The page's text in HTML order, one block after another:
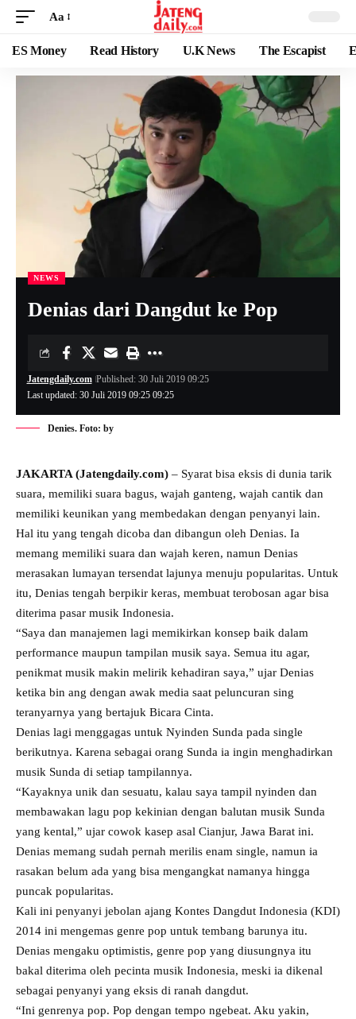
Aa
ES Money Read History U.K News The Escapist
NEWS
Denias dari Dangdut ke Pop
Last updated: 30 Juli 2019 09:25 09:25
Jatengdaily.com Published: 30 Juli 2019 09:25
Denies. Foto: by
JAKARTA (Jatengdaily.com) – Syarat bisa eksis di dunia tarik
suara, memiliki suara bagus, wajah ganteng, wajah cantik dan
memiliki keunikan yang membedakan dengan penyanyi lain.
Hal itu yang tengah dicoba dan dibangun oleh Denias. Ia
memang memiliki suara dan wajah keren, namun Denias
merasakan lumayan tersendat lajunya menuju popularitas. Untuk
itu, Denias tengah berpikir keras, membuat terobosan agar bisa
diterima pasar musik Indonesia.
“Saya dan manajemen lagi memikirkan konsep baik dalam
performance maupun tampilan musik saya. Semua itu agar,
penikmat musik makin melirik kehadiran saya,” ujar Denias
ketika bin ang dengan awak media saat peluncuran sing
teranyarnya yang bertajuk Bicara Cinta.
Denias lagi menggagas untuk Nyinden Sunda pada single
berikutnya. Karena sebagai orang Sunda ia ingin menghadirkan
musik Sunda di setiap tampilannya.
“Kayaknya unik dan sesuatu, kalau saya tampil nyinden dan
membawakan lagu pop kekinian dengan balutan musik Sunda
yang kental,” ujar cowok kasep asal Cianjur, Jawa Barat ini.
Denias memang sudah pernah merilis enam single, namun ia
rasakan belum ada yang bisa mengangkat namanya hingga
puncak popularitas.
Kali ini penyanyi jebolan ajang Kontes Dangdut Indonesia (KDI)
2014 ini mengemas genre pop untuk tembang barunya itu.
Denias mengaku optimistis, genre pop yang diusungnya itu
bakal diterima oleh pecinta musik Indonesia, meski ia dikenal
sebagai penyanyi yang eksis di ranah dangdut.
“Ini genrenya pop. Pop dengan tempo ngebeat. Aku yakin,